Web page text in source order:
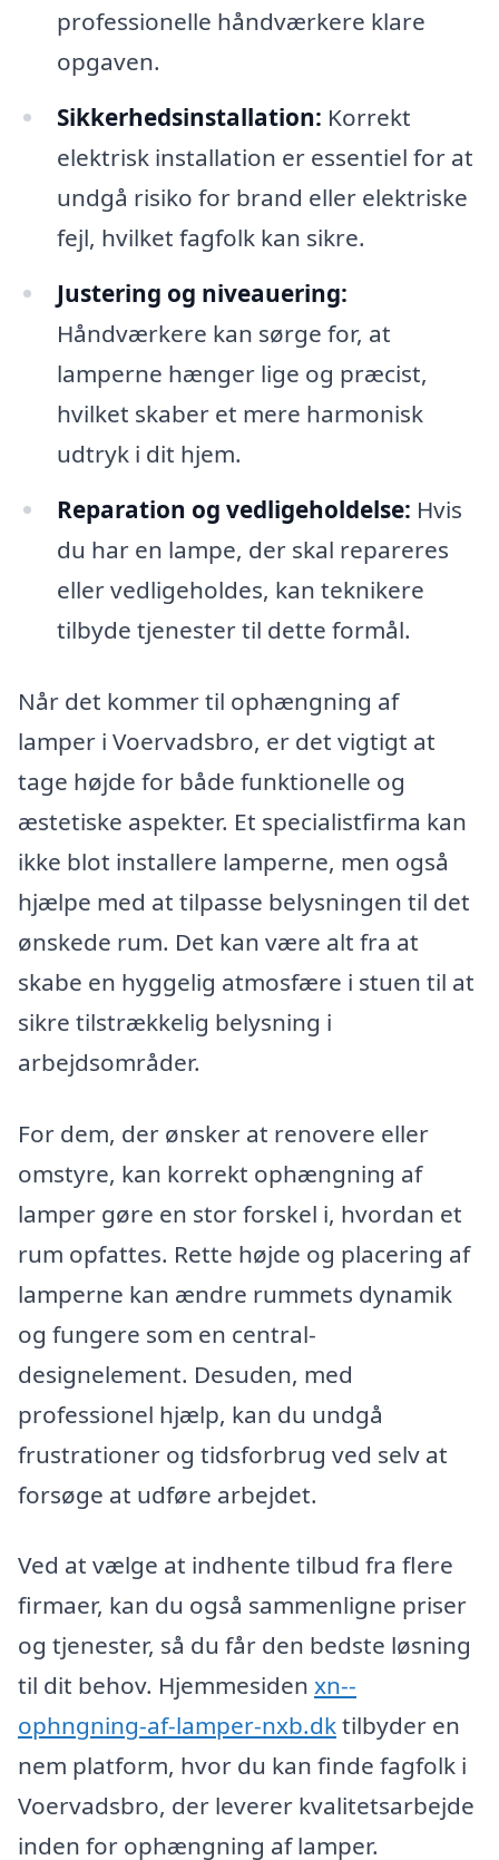
professionelle håndværkere klare
opgaven.
Sikkerhedsinstallation: Korrekt
elektrisk installation er essentiel for at
undgå risiko for brand eller elektriske
fejl, hvilket fagfolk kan sikre.
Justering og niveauering:
Håndværkere kan sørge for, at
lamperne hænger lige og præcist,
hvilket skaber et mere harmonisk
udtryk i dit hjem.
Reparation og vedligeholdelse: Hvis
du har en lampe, der skal repareres
eller vedligeholdes, kan teknikere
tilbyde tjenester til dette formål.
Når det kommer til ophængning af
lamper i Voervadsbro, er det vigtigt at
tage højde for både funktionelle og
æstetiske aspekter. Et specialistfirma kan
ikke blot installere lamperne, men også
hjælpe med at tilpasse belysningen til det
ønskede rum. Det kan være alt fra at
skabe en hyggelig atmosfære i stuen til at
sikre tilstrækkelig belysning i
arbejdsområder.
For dem, der ønsker at renovere eller
omstyre, kan korrekt ophængning af
lamper gøre en stor forskel i, hvordan et
rum opfattes. Rette højde og placering af
lamperne kan ændre rummets dynamik
og fungere som en central-
designelement. Desuden, med
professionel hjælp, kan du undgå
frustrationer og tidsforbrug ved selv at
forsøge at udføre arbejdet.
Ved at vælge at indhente tilbud fra flere
firmaer, kan du også sammenligne priser
og tjenester, så du får den bedste løsning
til dit behov. Hjemmesiden xn--
ophngning-af-lamper-nxb.dktilbyder en
nem platform, hvor du kan finde fagfolk i
Voervadsbro, der leverer kvalitetsarbejde
inden for ophængning af lamper.